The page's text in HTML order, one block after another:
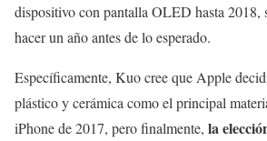
dispositivo con pantalla OLED hasta 2018,
hacer un año antes de lo esperado.
Específicamente, Kuo cree que Apple
plástico y cerámica como el principal
iPhone de 2017, pero finalmente, la